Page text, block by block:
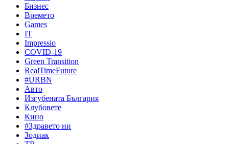
Бизнес
Времето
Games
IT
Impressio
COVID-19
Green Transition
RealTimeFuture
#URBN
Авто
Изгубената България
Клубовете
Кино
#Здравето ни
Зодиак